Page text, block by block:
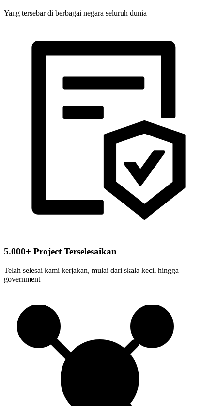
Yang tersebar di berbagai negara seluruh dunia
5.000+ Project Terselesaikan
Telah selesai kami kerjakan, mulai dari skala kecil hingga
government